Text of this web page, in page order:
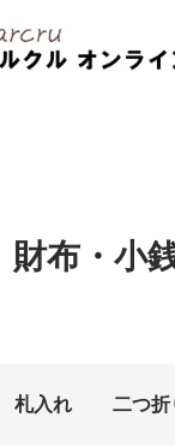
財布・小
札入れ 二つ折